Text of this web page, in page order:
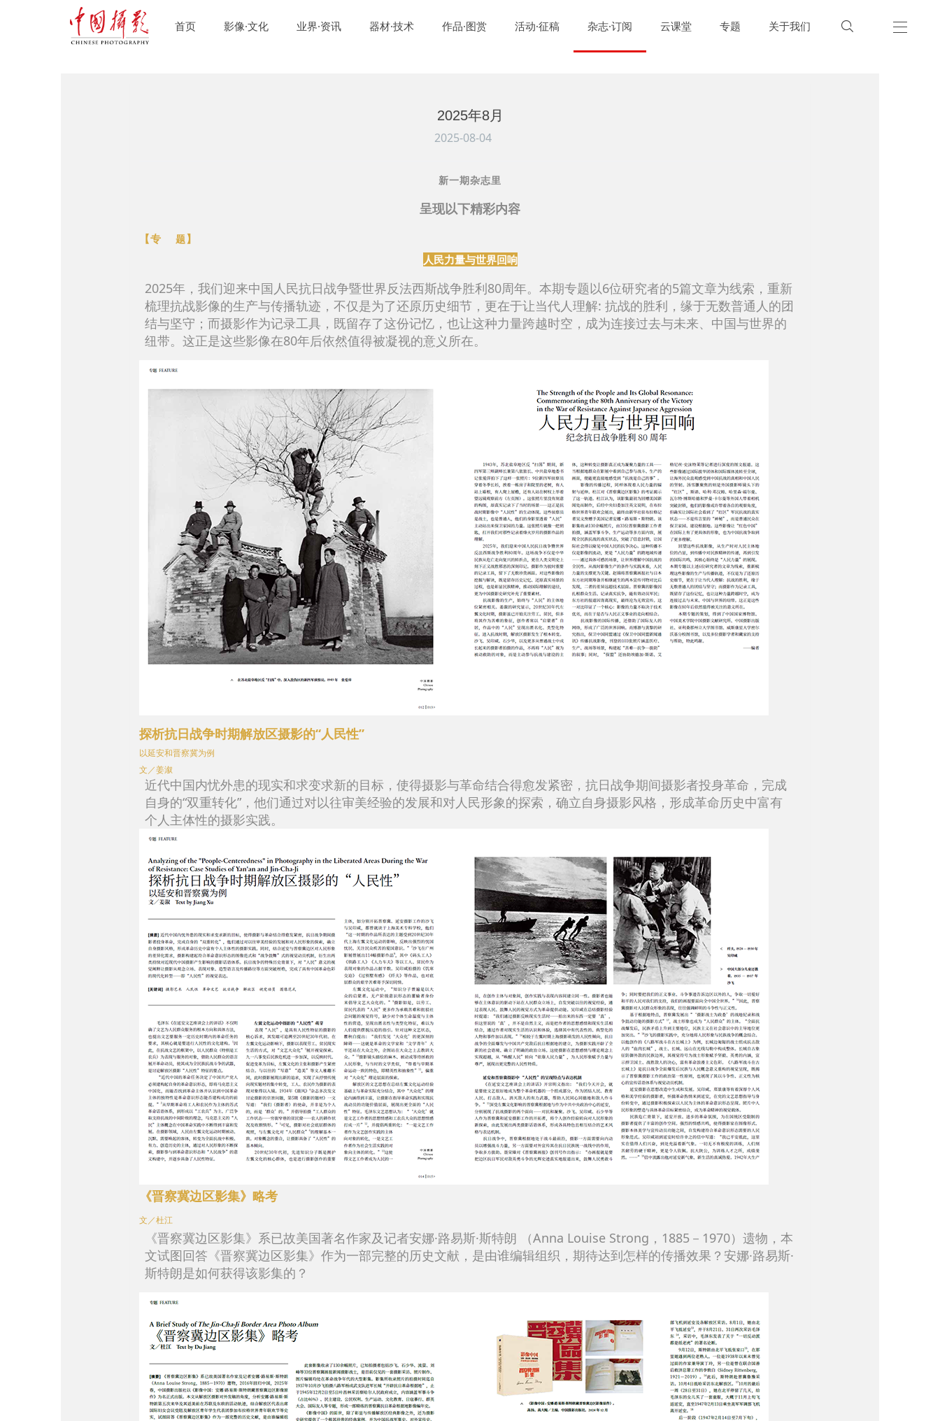
首页 影像·文化 业界·资讯 器材·技术 作品·图赏 活动·征稿 杂志·订阅 云课堂 专题 关于我们 
2025年8月
2025-08-04
新一期杂志里
呈现以下精彩内容
【专 题】
人民力量与世界回响
2025年，我们迎来中国人民抗日战争暨世界反法西斯战争胜利80周年。本期专题以6位研究者的5篇文章为线索，重新
梳理抗战影像的生产与传播轨迹，不仅是为了还原历史细节，更在于让当代人理解: 抗战的胜利，缘于无数普通人的团
结与坚守；而摄影作为记录工具，既留存了这份记忆，也让这种力量跨越时空，成为连接过去与未来、中国与世界的
纽带。这正是这些影像在80年后依然值得被凝视的意义所在。
探析抗日战争时期解放区摄影的“人民性”
以延安和晋察冀为例
文／姜溆
近代中国内忧外患的现实和求变求新的目标，使得摄影与革命结合得愈发紧密，抗日战争期间摄影者投身革命，完成
自身的“双重转化”，他们通过对以往审美经验的发展和对人民形象的探索，确立自身摄影风格，形成革命历史中富有
个人主体性的摄影实践。
《晋察冀边区影集》略考
文／杜江
《晋察冀边区影集》系已故美国著名作家及记者安娜·路易斯·斯特朗 （Anna Louise Strong，1885－1970）遗物，本
文试图回答《晋察冀边区影集》作为一部完整的历史文献，是由谁编辑组织，期待达到怎样的传播效果？安娜·路易斯·
斯特朗是如何获得该影集的？